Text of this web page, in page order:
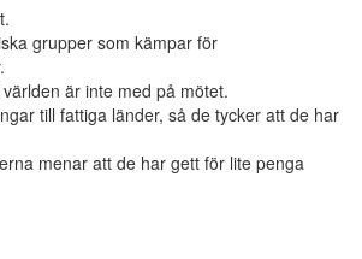
grupper som kämpar för
är inte med på mötet.
till fattiga länder, så de tycker att de har
menar att de har gett för lite penga